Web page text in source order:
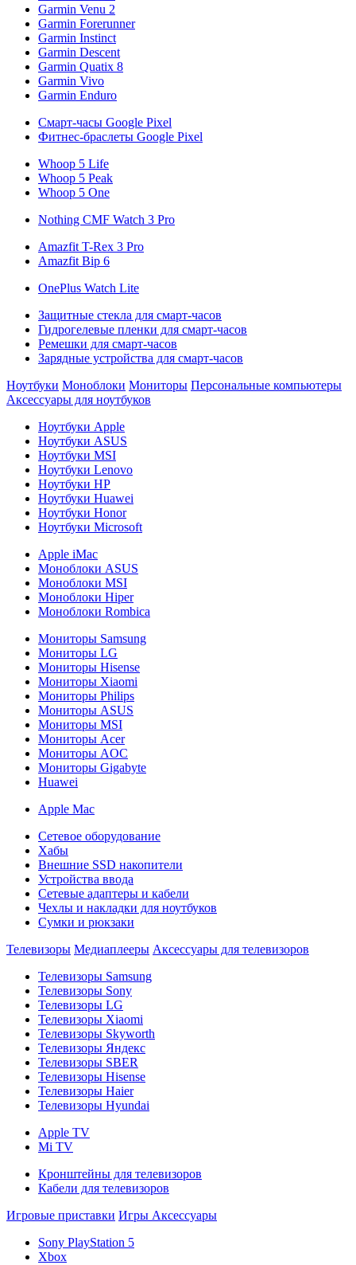
Garmin Venu 2
Garmin Forerunner
Garmin Instinct
Garmin Descent
Garmin Quatix 8
Garmin Vivo
Garmin Enduro
Смарт-часы Google Pixel
Фитнес-браслеты Google Pixel
Whoop 5 Life
Whoop 5 Peak
Whoop 5 One
Nothing CMF Watch 3 Pro
Amazfit T-Rex 3 Pro
Amazfit Bip 6
OnePlus Watch Lite
Защитные стекла для смарт-часов
Гидрогелевые пленки для смарт-часов
Ремешки для смарт-часов
Зарядные устройства для смарт-часов
Ноутбуки Моноблоки Мониторы Персональные компьютеры
Аксессуары для ноутбуков
Ноутбуки Apple
Ноутбуки ASUS
Ноутбуки MSI
Ноутбуки Lenovo
Ноутбуки HP
Ноутбуки Huawei
Ноутбуки Honor
Ноутбуки Microsoft
Apple iMac
Моноблоки ASUS
Моноблоки MSI
Моноблоки Hiper
Моноблоки Rombica
Мониторы Samsung
Мониторы LG
Мониторы Hisense
Мониторы Xiaomi
Мониторы Philips
Мониторы ASUS
Мониторы MSI
Мониторы Acer
Мониторы AOC
Мониторы Gigabyte
Huawei
Apple Mac
Сетевое оборудование
Хабы
Внешние SSD накопители
Устройства ввода
Сетевые адаптеры и кабели
Чехлы и накладки для ноутбуков
Сумки и рюкзаки
Телевизоры Медиаплееры Аксессуары для телевизоров
Телевизоры Samsung
Телевизоры Sony
Телевизоры LG
Телевизоры Xiaomi
Телевизоры Skyworth
Телевизоры Яндекс
Телевизоры SBER
Телевизоры Hisense
Телевизоры Haier
Телевизоры Hyundai
Apple TV
Mi TV
Кронштейны для телевизоров
Кабели для телевизоров
Игровые приставки Игры Аксессуары
Sony PlayStation 5
Xbox